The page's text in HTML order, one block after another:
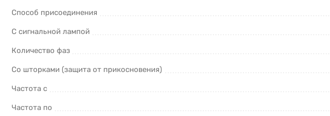
Способ присоединения
С сигнальной лампой
Количество фаз
Со шторками (защита от прикосновения)
Частота с
Частота по